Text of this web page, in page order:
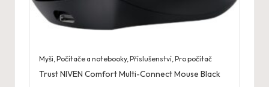
Myši ,Počítače a notebooky,Příslušenství ,Pro počítač
Trust NIVEN Comfort Multi-Connect Mouse Black